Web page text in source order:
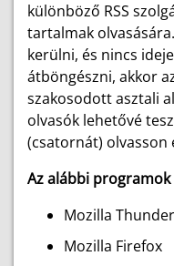
különböző RSS
tartalmak
kerülni, és nincs
átböngészni, akkor
szakosodott asztali
olvasók lehetővé
(csatornát) olvasson
Az alábbi programok
Mozilla
Mozilla Firefox